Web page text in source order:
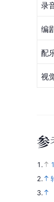
录
编
配
视
参
1.
2.
3.